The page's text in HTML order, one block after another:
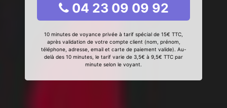
04 23 09 09 92
10 minutes de voyance privée à tarif spécial de 15€ TTC,
après validation de votre compte client (nom, prénom,
téléphone, adresse, email et carte de paiement valide). Au-
delà des 10 minutes, le tarif varie de 3,5€ à 9,5€ TTC par
minute selon le voyant.